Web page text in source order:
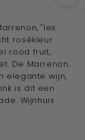
"les
rosékleur
rood fruit,
De Marrenon,
elegante wijn,
is dit een
Wijnhuis